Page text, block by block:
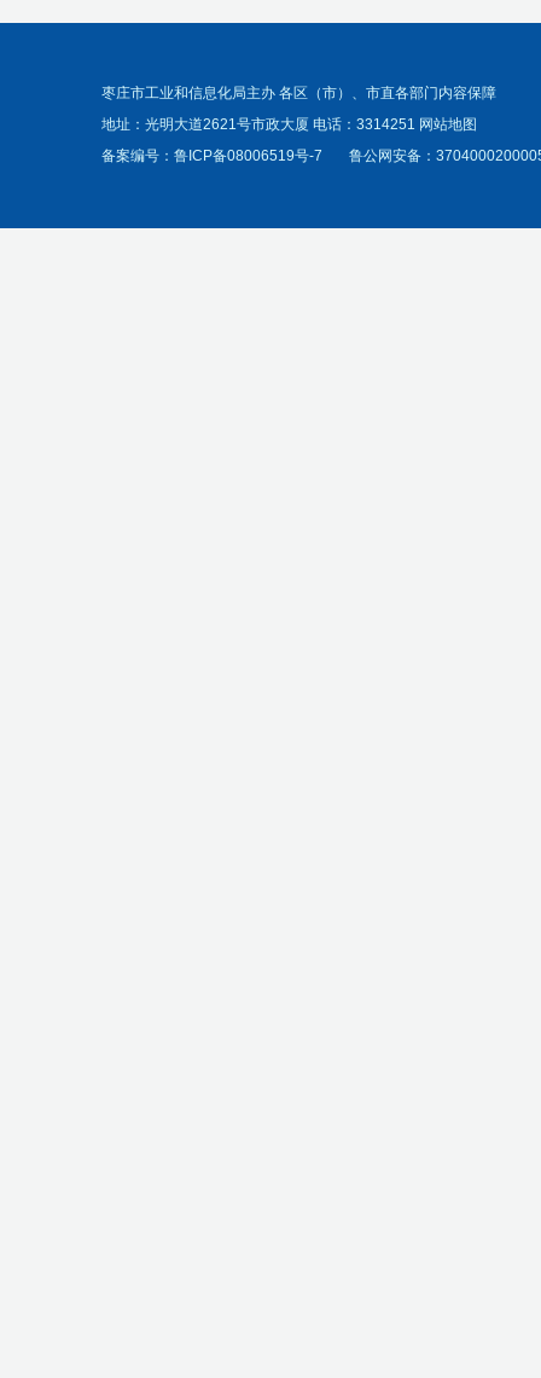
枣庄市工业和信息化局主办 各区（市）、市直各部门内容保障
地址：光明大道2621号市政大厦 电话：3314251 网站地图
备案编号： 鲁ICP备08006519号-7 鲁公网安备：